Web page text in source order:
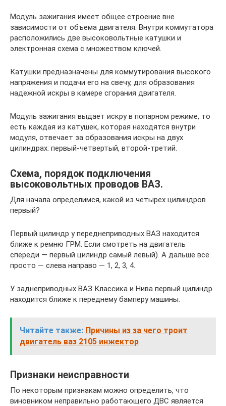
Модуль зажигания имеет общее строение вне
зависимости от объема двигателя. Внутри коммутатора
расположились две высоковольтные катушки и
электронная схема с множеством ключей.
Катушки предназначены для коммутирования высокого
напряжения и подачи его на свечу, для образования
надежной искры в камере сгорания двигателя.
Модуль зажигания выдает искру в попарном режиме, то
есть каждая из катушек, которая находятся внутри
модуля, отвечает за образования искры на двух
цилиндрах: первый-четвертый, второй-третий.
Схема, порядок подключения
высоковольтных проводов ВАЗ.
Для начала определимся, какой из четырех цилиндров
первый?
Первый цилиндр у переднеприводных ВАЗ находится
ближе к ремню ГРМ. Если смотреть на двигатель
спереди — первый цилиндр самый левый). А дальше все
просто — слева направо — 1, 2, 3, 4.
У заднеприводных ВАЗ Классика и Нива первый цилиндр
находится ближе к переднему бамперу машины.
Читайте также: Причины из за чего троит
двигатель ваз 2105 инжектор
Признаки неисправности
По некоторым признакам можно определить, что
виновником неправильно работающего ДВС является